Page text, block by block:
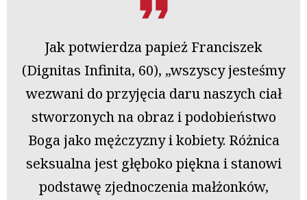
Jak potwierdza papież Franciszek
(Dignitas Infinita, 60), „wszyscy jesteśmy
wezwani do przyjęcia daru naszych ciał
stworzonych na obraz i podobieństwo
Boga jako mężczyzny i kobiety. Różnica
seksualna jest głęboko piękna i stanowi
podstawę zjednoczenia małżonków,